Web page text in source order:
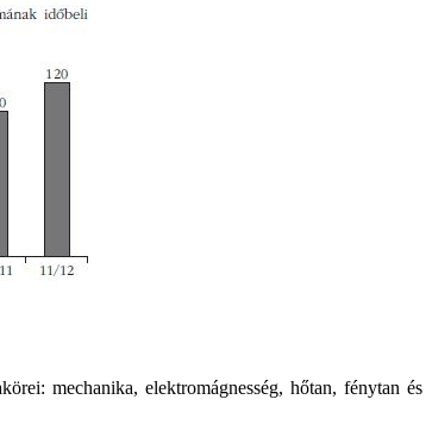
mechanika, elektromágnesség, hőtan, fénytan és